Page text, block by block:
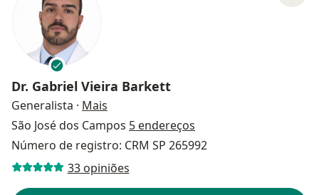
Dr. Gabriel Vieira Barkett
Generalista · Mais
São José dos Campos 5 endereços
Número de registro: CRM SP 265992
33 opiniões